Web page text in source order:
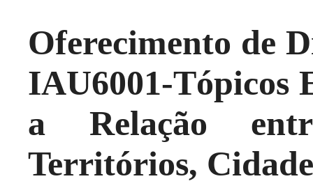
Oferecimento de
IAU6001-Tópicos
a Relação
Territórios,